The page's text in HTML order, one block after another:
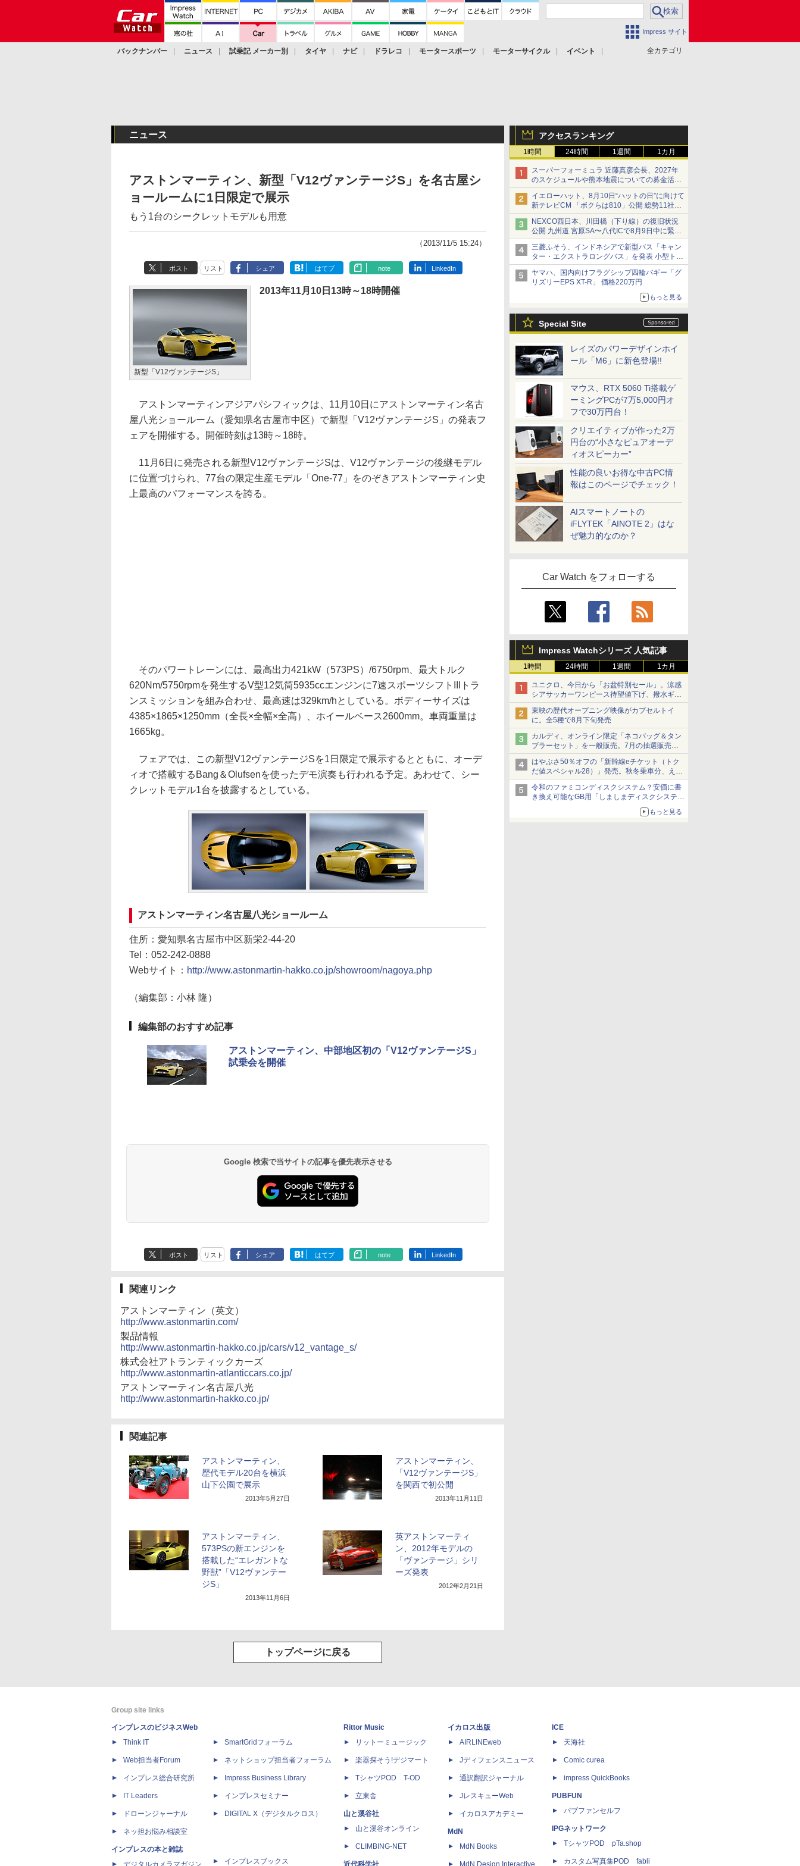
Impress サイト
全カテゴリ
バックナンバー ニュース 試乗記 メーカー別 タイヤ ナビ ドラレコ モータースポーツ モーターサイクル
イベント
アクセスランキング
1時間 24時間 1週間 1カ月
スーパーフォーミュラ 近藤真彦会長、2027年
のスケジュールや熊本地震についての募金活動
を紹介
イエローハット、8月10日“ハットの日”に向けて
新テレビCM 「ボクらは810」公開 総勢11社
107名が参画
NEXCO西日本、川田橋（下り線）の復旧状況
公開 九州道 宮原SA〜八代ICで8月9日中に緊急
車両を通行可能に
三菱ふそう、インドネシアで新型バス「キャン
ター・エクストラロングバス」を発表 小型トラ
ックベースの観光・旅客輸送向けバス
ヤマハ、国内向けフラグシップ四輪バギー「グ
リズリーEPS XT-R」 価格220万円
もっと見る
Special Site
レイズのパワーデザインホイ
ール「M6」に新色登場!!
マウス、RTX 5060 Ti搭載ゲ
ーミングPCが7万5,000円オ
フで30万円台！
クリエイティブが作った2万
円台の“小さなピュアオーデ
ィオスピーカー”
性能の良いお得な中古PC情
報はこのページでチェック！
AIスマートノートの
iFLYTEK「AINOTE 2」はな
ぜ魅力的なのか？
Car Watch をフォローする
Impress Watchシリーズ 人気記事
1時間 24時間 1週間 1カ月
ユニクロ、今日から「お盆特別セール」。涼感
シアサッカーワンピース待望値下げ、撥水ギア
ショーツは1990円に
東映の歴代オープニング映像がカプセルトイ
に。全5種で8月下旬発売
カルディ、オンライン限定「ネコバッグ＆タン
ブラーセット」を一般販売。7月の抽選販売の
当選無効分
はやぶさ50％オフの「新幹線eチケット（トク
だ値スペシャル28）」発売。秋冬乗車分、えき
ねっと限定
令和のファミコンディスクシステム？安価に書
き換え可能なGB用「しましまディスクシステ
もっと見る
ニュース
アストンマーティン、新型「V12ヴァンテージS」を名古屋シ
ョールームに1日限定で展示
もう1台のシークレットモデルも用意
（2013/11/5 15:24）
ポスト リスト シェア はてブ note LinkedIn
新型「V12ヴァンテージS」
2013年11月10日13時～18時開催
アストンマーティンアジアパシフィックは、11月10日にアストンマーティン名古
屋八光ショールーム（愛知県名古屋市中区）で新型「V12ヴァンテージS」の発表フ
ェアを開催する。開催時刻は13時～18時。
11月6日に発売される新型V12ヴァンテージSは、V12ヴァンテージの後継モデル
に位置づけられ、77台の限定生産モデル「One-77」をのぞきアストンマーティン史
上最高のパフォーマンスを誇る。
そのパワートレーンには、最高出力421kW（573PS）/6750rpm、最大トルク
620Nm/5750rpmを発生するV型12気筒5935ccエンジンに7速スポーツシフトIIIトラ
ンスミッションを組み合わせ、最高速は329km/hとしている。ボディーサイズは
4385×1865×1250mm（全長×全幅×全高）、ホイールベース2600mm。車両重量は
1665kg。
フェアでは、この新型V12ヴァンテージSを1日限定で展示するとともに、オーデ
ィオで搭載するBang＆Olufsenを使ったデモ演奏も行われる予定。あわせて、シー
クレットモデル1台を披露するとしている。
アストンマーティン名古屋八光ショールーム
住所：愛知県名古屋市中区新栄2-44-20
Tel：052-242-0888
Webサイト： http://www.astonmartin-hakko.co.jp/showroom/nagoya.php
（編集部：小林 隆）
編集部のおすすめ記事
アストンマーティン、中部地区初の「V12ヴァンテージS」
試乗会を開催
Google 検索で当サイトの記事を優先表示させる
ポスト リスト シェア はてブ note LinkedIn
関連リンク
アストンマーティン（英文）
http://www.astonmartin.com/
製品情報
http://www.astonmartin-hakko.co.jp/cars/v12_vantage_s/
株式会社アトランティックカーズ
http://www.astonmartin-atlanticcars.co.jp/
アストンマーティン名古屋八光
http://www.astonmartin-hakko.co.jp/
関連記事
アストンマーティン、
歴代モデル20台を横浜
山下公園で展示
2013年5月27日
アストンマーティン、
「V12ヴァンテージS」
を関西で初公開
2013年11月11日
アストンマーティン、
573PSの新エンジンを
搭載した“エレガントな
野獣”「V12ヴァンテー
ジS」
2013年11月6日
英アストンマーティ
ン、2012年モデルの
「ヴァンテージ」シリ
ーズ発表
2012年2月21日
トップページに戻る
Group site links
インプレスのビジネスWeb
Think IT
Web担当者Forum
インプレス総合研究所
IT Leaders
ドローンジャーナル
ネッ担お悩み相談室
インプレスの本と雑誌
SmartGridフォーラム
ネットショップ担当者フォーラム
Impress Business Library
インプレスセミナー
DIGITAL X（デジタルクロス）
インプレスブックス
Rittor Music
リットーミュージック
楽器探そう!デジマート
TシャツPOD T-OD
立東舎
山と溪谷社
山と溪谷オンライン
CLIMBING-NET
イカロス出版
AIRLINEweb
Jディフェンスニュース
通訳翻訳ジャーナル
JレスキューWeb
イカロスアカデミー
MdN
MdN Books
ICE
天海社
Comic curea
impress QuickBooks
PUBFUN
パブファンセルフ
IPGネットワーク
TシャツPOD pTa.shop
カスタム写真集POD fabli